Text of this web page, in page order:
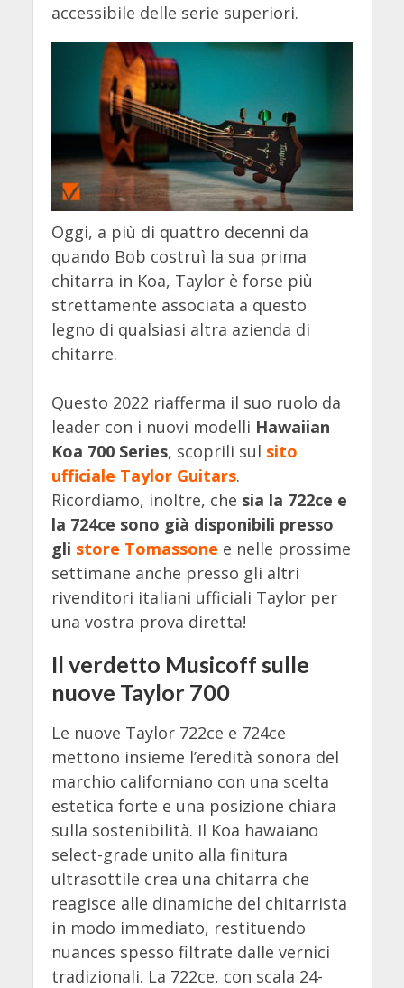
accessibile delle serie superiori.
Oggi, a più di quattro decenni da
quando Bob costruì la sua prima
chitarra in Koa, Taylor è forse più
strettamente associata a questo
legno di qualsiasi altra azienda di
chitarre.
Questo 2022 riafferma il suo ruolo da
leader con i nuovi modelli Hawaiian
Koa 700 Series, scoprili sul sito
ufficiale Taylor Guitars.
Ricordiamo, inoltre, che sia la 722ce e
la 724ce sono già disponibili presso
gli store Tomassone e nelle prossime
settimane anche presso gli altri
rivenditori italiani ufficiali Taylor per
una vostra prova diretta!
Il verdetto Musicoff sulle
nuove Taylor 700
Le nuove Taylor 722ce e 724ce
mettono insieme l’eredità sonora del
marchio californiano con una scelta
estetica forte e una posizione chiara
sulla sostenibilità. Il Koa hawaiano
select-grade unito alla finitura
ultrasottile crea una chitarra che
reagisce alle dinamiche del chitarrista
in modo immediato, restituendo
nuances spesso filtrate dalle vernici
tradizionali. La 722ce, con scala 24-